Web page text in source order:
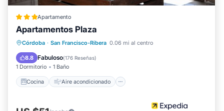
Apartamento
Apartamentos Plaza
Córdoba · San Francisco-Ribera 0.06 mi al centro
8.8 Fabuloso(176 Reseñas)
1 Dormitorio 1 Baño
Cocina Aire acondicionado
Cocina Aire acondicionado
Apto para niños